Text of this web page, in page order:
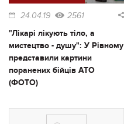
24.04.19 2561
"Лікарі лікують тіло, а
мистецтво - душу": У Рівному
представили картини
поранених бійців АТО
(ФОТО)